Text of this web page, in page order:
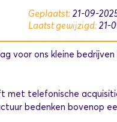
Geplaatst: 21-09-
Laatst gewijzigd: 21-
voor ons kleine
met telefonische
bedenken bovenop